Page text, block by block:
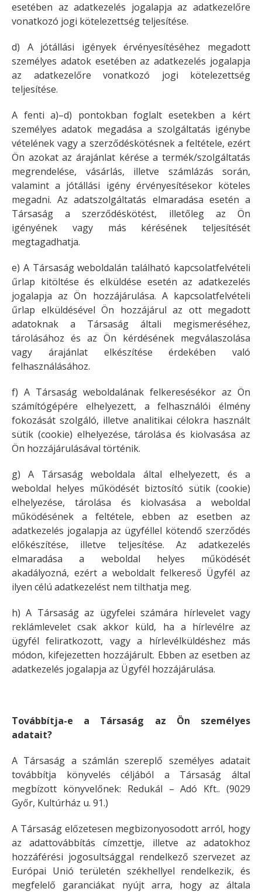
esetében az adatkezelés jogalapja az adatkezelőre
vonatkozó jogi kötelezettség teljesítése.
d) A jótállási igények érvényesítéséhez megadott
személyes adatok esetében az adatkezelés jogalapja
az adatkezelőre vonatkozó jogi kötelezettség
teljesítése.
A fenti a)–d) pontokban foglalt esetekben a kért
személyes adatok megadása a szolgáltatás igénybe
vételének vagy a szerződéskötésnek a feltétele, ezért
Ön azokat az árajánlat kérése a termék/szolgáltatás
megrendelése, vásárlás, illetve számlázás során,
valamint a jótállási igény érvényesítésekor köteles
megadni. Az adatszolgáltatás elmaradása esetén a
Társaság a szerződéskötést, illetőleg az Ön
igényének vagy más kérésének teljesítését
megtagadhatja.
e) A Társaság weboldalán található kapcsolatfelvételi
űrlap kitöltése és elküldése esetén az adatkezelés
jogalapja az Ön hozzájárulása. A kapcsolatfelvételi
űrlap elküldésével Ön hozzájárul az ott megadott
adatoknak a Társaság általi megismeréséhez,
tárolásához és az Ön kérdésének megválaszolása
vagy árajánlat elkészítése érdekében való
felhasználásához.
f) A Társaság weboldalának felkeresésékor az Ön
számítógépére elhelyezett, a felhasználói élmény
fokozását szolgáló, illetve analitikai célokra használt
sütik (cookie) elhelyezése, tárolása és kiolvasása az
Ön hozzájárulásával történik.
g) A Társaság weboldala által elhelyezett, és a
weboldal helyes működését biztosító sütik (cookie)
elhelyezése, tárolása és kiolvasása a weboldal
működésének a feltétele, ebben az esetben az
adatkezelés jogalapja az ügyféllel kötendő szerződés
előkészítése, illetve teljesítése. Az adatkezelés
elmaradása a weboldal helyes működését
akadályozná, ezért a weboldalt felkereső Ügyfél az
ilyen célú adatkezelést nem tilthatja meg.
h) A Társaság az ügyfelei számára hírlevelet vagy
reklámlevelet csak akkor küld, ha a hírlevélre az
ügyfél feliratkozott, vagy a hírlevélküldéshez más
módon, kifejezetten hozzájárult. Ebben az esetben az
adatkezelés jogalapja az Ügyfél hozzájárulása.
Továbbítja-e a Társaság az Ön személyes
adatait?
A Társaság a számlán szereplő személyes adatait
továbbítja könyvelés céljából a Társaság által
megbízott könyvelőnek: Redukál – Adó Kft.. (9029
Győr, Kultúrház u. 91.)
A Társaság előzetesen megbizonyosodott arról, hogy
az adattovábbítás címzettje, illetve az adatokhoz
hozzáférési jogosultsággal rendelkező szervezet az
Európai Unió területén székhellyel rendelkezik, és
megfelelő garanciákat nyújt arra, hogy az általa